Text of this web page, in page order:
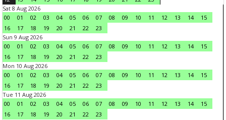
Sat 8 Aug 2026
00
01 02 03 04 05 06 07 08 09 10 11 12 13 14
15
16
17 18 19 20 21 22
23
Sun 9 Aug 2026
00
01 02 03 04 05 06 07 08 09 10 11 12 13 14
15
16
17 18 19 20 21 22
23
Mon 10 Aug 2026
00
01 02 03 04 05 06 07 08 09 10 11 12 13 14
15
16
17 18 19 20 21 22
23
Tue 11 Aug 2026
00
01 02 03 04 05 06 07 08 09 10 11 12 13 14
15
16
17 18 19 20 21 22
23